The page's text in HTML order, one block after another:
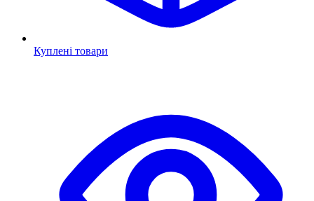
Куплені товари